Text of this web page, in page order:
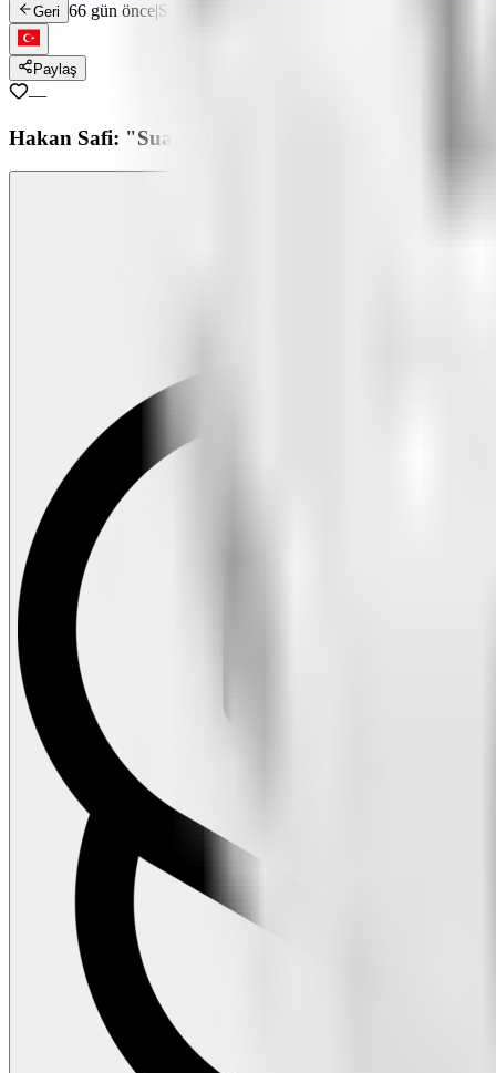
Geri 66 gün önce|SPOR
Paylaş
—
Hakan Safi: "Suarez’i, seçildiğimiz takdirde gelecek